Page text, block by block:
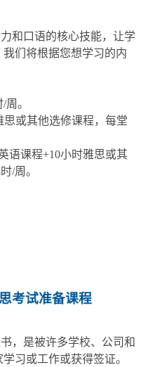
和口语的核心技能，让学
们将根据您想学习的内
。
思或其他选修课程，每堂
语课程+10小时雅思或其
/周。
考试准备课程
，是被许多学校、公司和
习或工作或获得签证。